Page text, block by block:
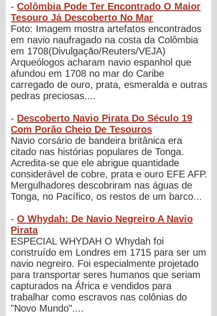
-Colômbia Pode Ter Encontrado O Maior
Tesouro Já Descoberto No Mar
Foto: Imagem mostra artefatos encontrados
em navio naufragado na costa da Colômbia
em 1708(Divulgação/Reuters/VEJA)
Arqueólogos acharam navio espanhol que
afundou em 1708 no mar do Caribe
carregado de ouro, prata, esmeralda e outras
pedras preciosas....
- Descoberto Navio Pirata Do Século 19
Com Porão Cheio De Tesouros
Navio corsário de bandeira britânica era
citado nas histórias populares de Tonga.
Acredita-se que ele abrigue quantidade
considerável de cobre, prata e ouro EFE AFP.
Mergulhadores descobriram nas águas de
Tonga, no Pacífico, os restos de um barco...
-O Whydah: De Navio Negreiro A Navio
Pirata
ESPECIAL WHYDAH O Whydah foi
construído em Londres em 1715 para ser um
navio negreiro. Foi especialmente projetado
para transportar seres humanos que seriam
capturados na África e vendidos para
trabalhar como escravos nas colônias do
"Novo Mundo"....